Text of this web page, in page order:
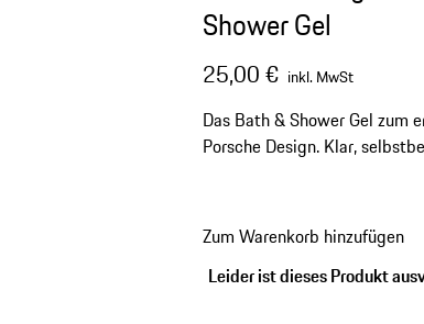
Shower Gel
25,00 € inkl. MwSt
Das Bath & Shower Gel zum
Porsche Design. Klar,
Zum Warenkorb hinzufügen
Leider ist dieses Produkt